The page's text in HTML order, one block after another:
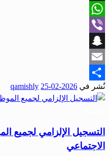
X
WhatsApp
Viber
Snapchat
Email
Share
نُشر في 2026-02-25
qamishly
التسجيل الإلزامي لجميع
الاجتماعي